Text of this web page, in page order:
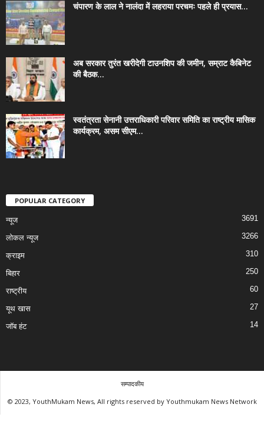
चंपारण के लाल ने नालंदा में लहराया परचमः पहले ही प्रयास...
अब सरकार तुरंत खरीदेगी टाउनशिप की जमीन, सम्राट कैबिनेट
की बैठक...
स्वतंत्रता सेनानी उत्तराधिकारी परिवार समिति का राष्ट्रीय मासिक
कार्यक्रम, असम सीएम...
POPULAR CATEGORY
न्यूज 3691
लोकल न्यूज 3266
क्राइम 310
बिहार 250
राष्ट्रीय 60
यूथ खास 27
जॉब हंट 14
सम्पादकीय
© 2023, YouthMukam News, All rights reserved by Youthmukam News Network